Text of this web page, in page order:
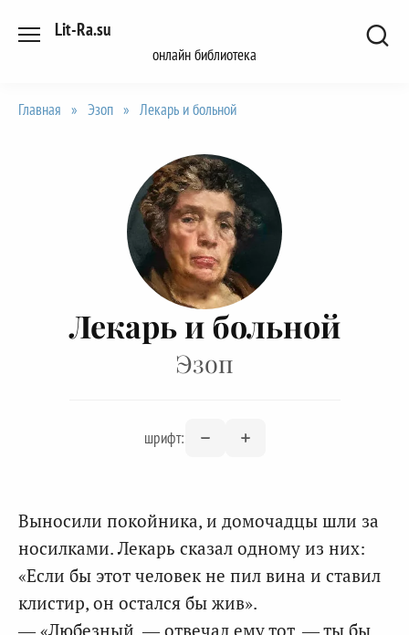
Lit-Ra.su
онлайн библиотека
Главная » Эзоп » Лекарь и больной
Лекарь и больной
Эзоп
шрифт:
Выносили покойника, и домочадцы шли за
носилками. Лекарь сказал одному из них:
«Если бы этот человек не пил вина и ставил
клистир, он остался бы жив».
— «Любезный, — отвечал ему тот, — ты бы